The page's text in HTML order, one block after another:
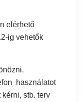
elérhető
ig vehetők
használatot
stb. terv